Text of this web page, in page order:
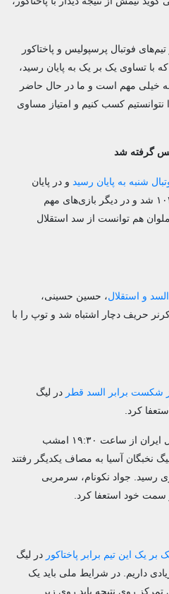
فوتبال پرسپولیس و پاختاکور
با تساوی یک بر یک به پایان رسید،
خیلی مهم است و ما در حال حاضر
کسب کنیم و امتیاز مساوی
گرفته شد
شنبه به پایان رسید و در پایان
رقابت‌ها پرسپولیس برنده داربی ۱۰۴ شد و در دیگر بازی‌های مهم
هم توانست از سد استقلال
و استقلال، حسین حسینی،
حریف دچار اشتباه شد و توپ را با
شکست برابر السد قطر در لیگ
کرد.
تیم‌های فوتبال السد قطر و استقلال ایران از ساعت ۱۹:۳۰ امشب
نخبگان آسیا به مصاف یکدیگر رفتند
صفر به برتری رسید. جواد نکونام، سرمربی
سمت خود استعفا کرد.
یک این تیم برابر پاختاکور در لیگ
داریم. در شرایط ملی باید یک
روی نتیجه باید روی زیر